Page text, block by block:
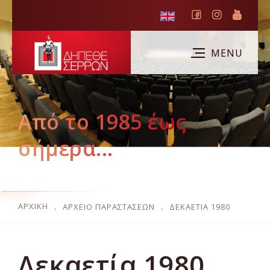
Από το 1985 έως
σήμερα...
ΑΡΧΙΚΉ ΑΡΧΕΙΟ ΠΑΡΑΣΤΑΣΕΩΝ ΔΕΚΑΕΤΊΑ 1980